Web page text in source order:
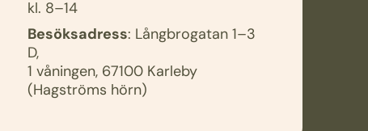
kl. 8–14
Besöksadress: Långbrogatan 1–3
D,
1 våningen, 67100 Karleby
(Hagströms hörn)